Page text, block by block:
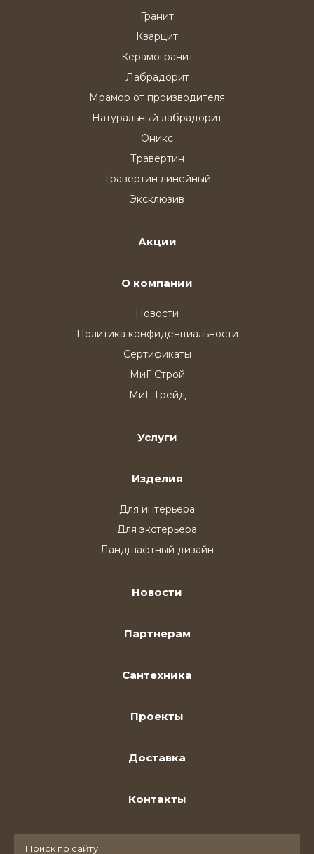
Гранит
Кварцит
Керамогранит
Лабрадорит
Мрамор от производителя
Натуральный лабрадорит
Оникс
Травертин
Травертин линейный
Эксклюзив
Акции
О компании
Новости
Политика конфиденциальности
Сертификаты
МиГ Строй
МиГ Трейд
Услуги
Изделия
Для интерьера
Для экстерьера
Ландшафтный дизайн
Новости
Партнерам
Сантехника
Проекты
Доставка
Контакты